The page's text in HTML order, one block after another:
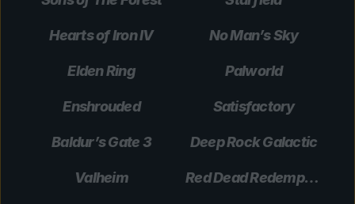
Hearts of Iron IV No Man’s Sky
Elden Ring Palworld
Enshrouded Satisfactory
Baldur’s Gate 3 Deep Rock Galactic
Valheim Red Dead Redemption 2